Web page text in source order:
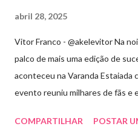
abril 28, 2025
Vitor Franco - @akelevitor Na
palco de mais uma edição de
aconteceu na Varanda Estaiada
evento reuniu milhares de fãs e
de hits, Bruninho & Davi
COMPARTILHAR POSTAR